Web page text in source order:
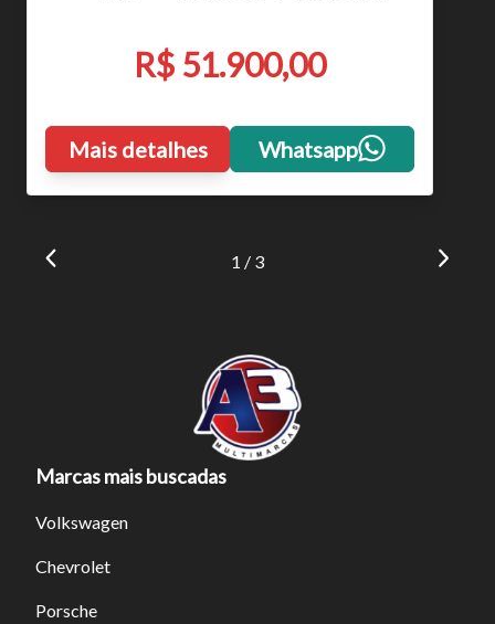
R$ 51.900,00
Mais detalhes Whatsapp
1 / 3
Marcas mais buscadas
Volkswagen
Chevrolet
Porsche